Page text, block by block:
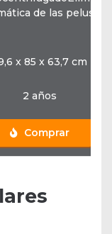
de las pelusas
x 85 x 63,7 cm
2 años
Comprar